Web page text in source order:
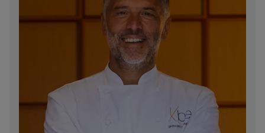
trattato con mano esperta per preservarne la
fibra e l’umidità naturale, mentre il profilo
aromatico di ogni erba e spezia è esaltato da
abbinamenti raffinati e mai scontati.
L’impronta dello chef si coglie nella
predilezione per piatti in cui delicatezza e
tensione convivono: preparazioni che
alternano leggerezza acida a fragranze saline,
oppure movimenti inattesi dati da guizzi